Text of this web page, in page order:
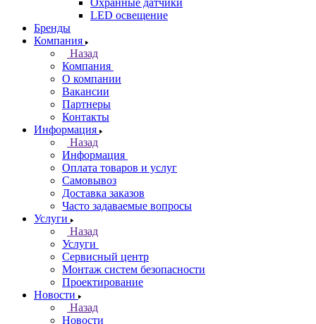
Охранные датчики
LED освещение
Бренды
Компания
Назад
Компания
О компании
Вакансии
Партнеры
Контакты
Информация
Назад
Информация
Оплата товаров и услуг
Самовывоз
Доставка заказов
Часто задаваемые вопросы
Услуги
Назад
Услуги
Сервисный центр
Монтаж систем безопасности
Проектирование
Новости
Назад
Новости